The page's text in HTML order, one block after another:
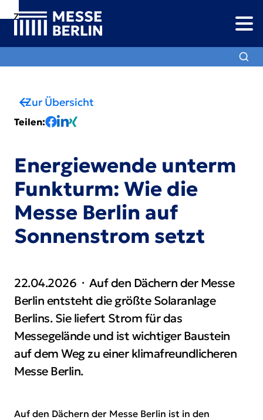
Zur
Navigation
Zur
Suche
Zum
Hauptinhalt
Zur Übersicht
Teilen:
Energiewende unterm
Funkturm: Wie die
Messe Berlin auf
Sonnenstrom setzt
22.04.2026
Auf den Dächern der Messe
Berlin entsteht die größte Solaranlage
Berlins. Sie liefert Strom für das
Messegelände und ist wichtiger Baustein
auf dem Weg zu einer klimafreundlicheren
Messe Berlin.
Auf den Dächern der Messe Berlin ist in den